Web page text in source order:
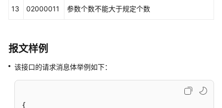
统
日
呼
13 02000011 参数个数不能大于规定个数
报文样例
该接口的请求消息体举例如下：
{